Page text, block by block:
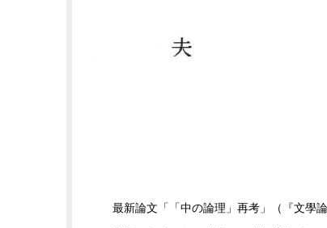
最新論文「「中の論理」再考」（『文學